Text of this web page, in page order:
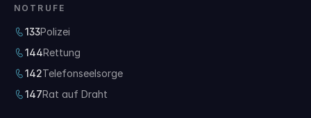
NOTRUFE
133Polizei
144Rettung
142Telefonseelsorge
147Rat auf Draht